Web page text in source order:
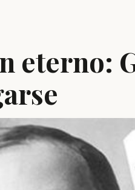
eterno: